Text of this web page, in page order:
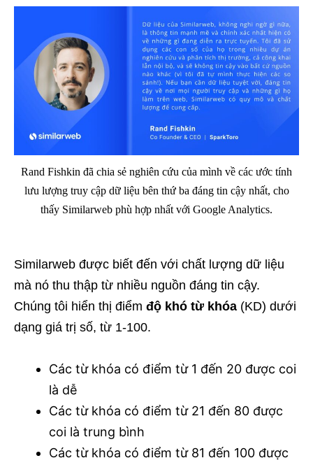
Rand Fishkin đã chia sẻ nghiên cứu của mình về các ước tính
lưu lượng truy cập dữ liệu bên thứ ba đáng tin cậy nhất, cho
thấy Similarweb phù hợp nhất với Google Analytics.
Similarweb được biết đến với chất lượng dữ liệu
mà nó thu thập từ nhiều nguồn đáng tin cậy.
Chúng tôi hiển thị điểm độ khó từ khóa (KD) dưới
dạng giá trị số, từ 1-100.
Các từ khóa có điểm từ 1 đến 20 được coi
là dễ
Các từ khóa có điểm từ 21 đến 80 được
coi là trung bình
Các từ khóa có điểm từ 81 đến 100 được